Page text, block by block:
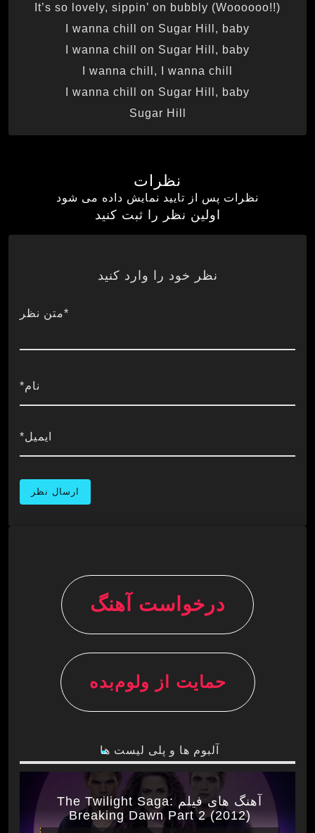
It’s so lovely, sippin’ on bubbly (Woooooo!!)
I wanna chill on Sugar Hill, baby
I wanna chill on Sugar Hill, baby
I wanna chill, I wanna chill
I wanna chill on Sugar Hill, baby
Sugar Hill
نظرات
نظرات پس از تایید نمایش داده می شود
اولین نظر را ثبت کنید
نظر خود را وارد کنید
*متن نظر
نام*
ایمیل*
درخواست آهنگ
حمایت از ولوم‌بده
آلبوم ها و پلی لیست ها
آهنگ های فیلم The Twilight Saga:
Breaking Dawn Part 2 (2012)